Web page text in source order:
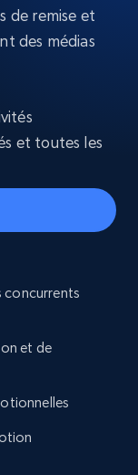
de remise et
des médias
et toutes les
concurrents
et de